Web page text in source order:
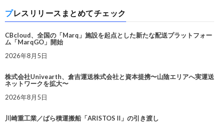
プレスリリースまとめてチェック
CBcloud、全国の「Marq」施設を起点とした新たな配送プラットフォー
ム「MarqGO」開始
2026年8月5日
株式会社Univearth、倉吉運送株式会社と資本提携〜山陰エリアへ実運送
ネットワークを拡大〜
2026年8月5日
川崎重工業／ばら積運搬船「ARISTOS II」の引き渡し